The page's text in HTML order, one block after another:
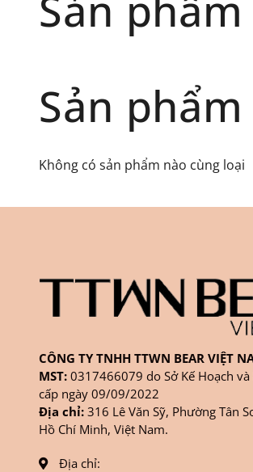
Sản
Không có sản phẩm nào cùng loại
CÔNG TY TNHH TTWN BEAR VIỆT
MST: 0317466079 do Sở Kế Hoạch và
cấp ngày 09/09/2022
Địa chỉ: 316 Lê Văn Sỹ, Phường Tân
Hồ Chí Minh, Việt Nam.
Địa chỉ: